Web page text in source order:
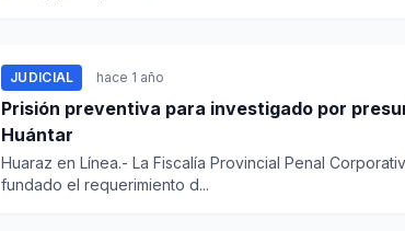
JUDICIAL hace 1 año
Prisión preventiva para investigado por
Huántar
Huaraz en Línea.- La Fiscalía Provincial Penal
fundado el requerimiento d...